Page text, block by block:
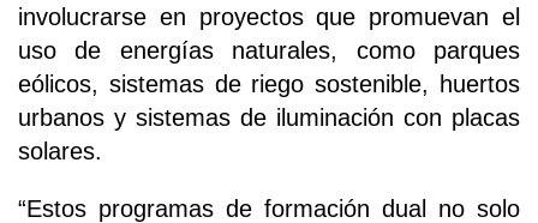
involucrarse en proyectos que promuevan el
uso de energías naturales, como parques
eólicos, sistemas de riego sostenible, huertos
urbanos y sistemas de iluminación con placas
solares.
“Estos programas de formación dual no solo